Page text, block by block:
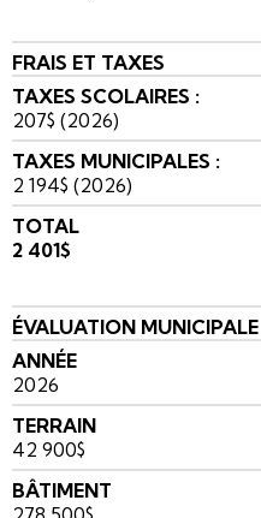
FRAIS ET TAXES
TAXES SCOLAIRES :
207$ (2026)
TAXES MUNICIPALES :
2 194$ (2026)
TOTAL
2 401$
ÉVALUATION MUNICIPALE
ANNÉE
2026
TERRAIN
42 900$
BÂTIMENT